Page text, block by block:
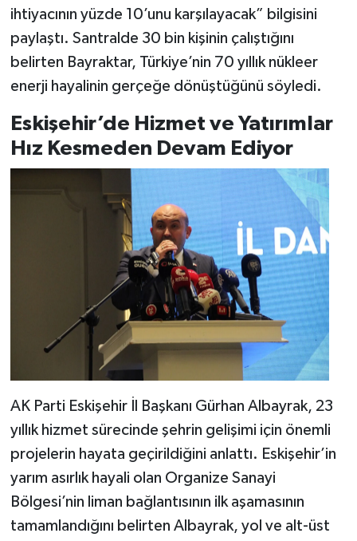
ihtiyacının yüzde 10’unu karşılayacak” bilgisini
paylaştı. Santralde 30 bin kişinin çalıştığını
belirten Bayraktar, Türkiye’nin 70 yıllık nükleer
enerji hayalinin gerçeğe dönüştüğünü söyledi.
Eskişehir’de Hizmet ve Yatırımlar
Hız Kesmeden Devam Ediyor
AK Parti Eskişehir İl Başkanı Gürhan Albayrak, 23
yıllık hizmet sürecinde şehrin gelişimi için önemli
projelerin hayata geçirildiğini anlattı. Eskişehir’in
yarım asırlık hayali olan Organize Sanayi
Bölgesi’nin liman bağlantısının ilk aşamasının
tamamlandığını belirten Albayrak, yol ve alt-üst